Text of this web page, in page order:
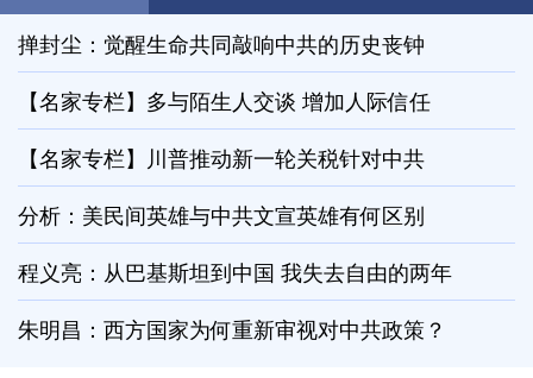
掸封尘：觉醒生命共同敲响中共的历史丧钟
【名家专栏】多与陌生人交谈 增加人际信任
【名家专栏】川普推动新一轮关税针对中共
分析：美民间英雄与中共文宣英雄有何区别
程义亮：从巴基斯坦到中国 我失去自由的两年
朱明昌：西方国家为何重新审视对中共政策？